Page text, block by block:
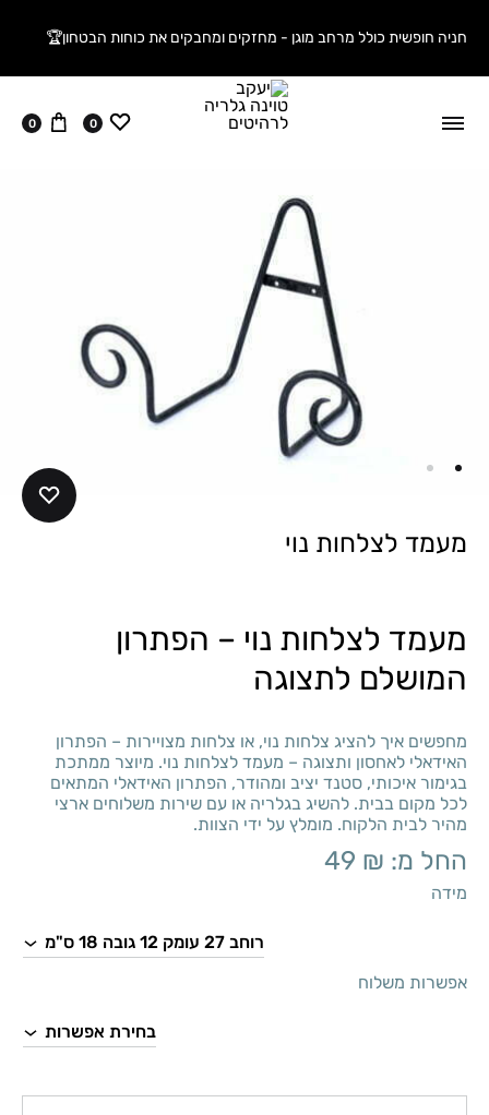
חניה חופשית כולל מרחב מוגן - מחזקים ומחבקים את כוחות הבטחון🏆
ווישליסט
0 עגלה
0
מעמד לצלחות נוי
מעמד לצלחות נוי – הפתרון
המושלם לתצוגה
מחפשים איך להציג צלחות נוי, או צלחות מצויירות – הפתרון
האידאלי לאחסון ותצוגה – מעמד לצלחות נוי. מיוצר ממתכת
בגימור איכותי, סטנד יציב ומהודר, הפתרון האידאלי המתאים
לכל מקום בבית. להשיג בגלריה או עם שירות משלוחים ארצי
מהיר לבית הלקוח. מומלץ על ידי הצוות.
החל מ: 49 ₪
מידה
אפשרות משלוח